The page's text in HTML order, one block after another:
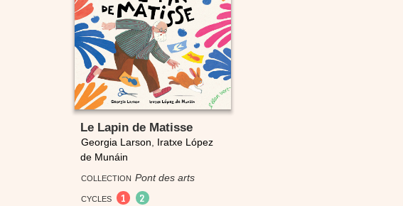
Le Lapin de Matisse
Georgia Larson, Iratxe López
de Munáin
COLLECTION Pont des arts
CYCLES 1 2